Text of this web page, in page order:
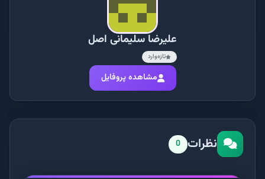
علیرضا سلیمانی اصل
تازه‌وارد
مشاهده پروفایل
نظرات 0